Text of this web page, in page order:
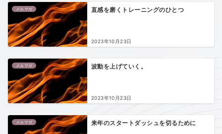
メルマガ 直感を磨くトレーニングのひとつ
2023年10月23日
メルマガ 波動を上げていく。
2023年10月23日
メルマガ 来年のスタートダッシュを切るために